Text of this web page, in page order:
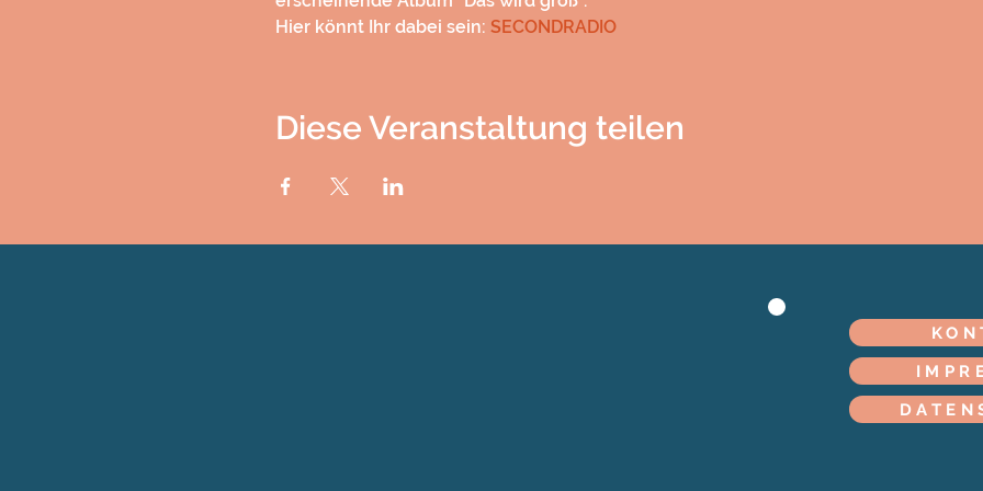
Hier könnt Ihr dabei sein: SECONDRADIO
Diese Veranstaltung teilen